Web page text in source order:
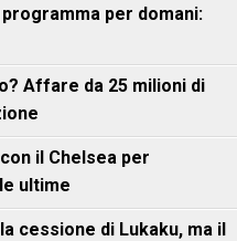
per domani:
Affare da 25 milioni di
il Chelsea per
ultime
cessione di Lukaku, ma il